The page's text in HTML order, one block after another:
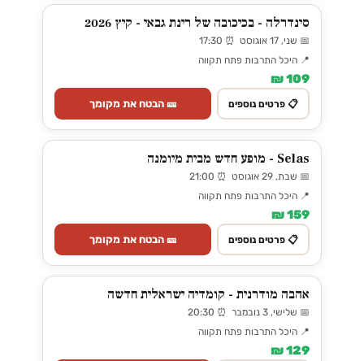
סינדרלה - בכיכובה של רינת גבאי - קיץ 2026
📅 שני, 17 אוגוסט ⏰ 17:30
📍 היכל התרבות פתח תקווה
109 ₪
📋 פרטים נוספים 🎫 הבטח את מקומך
Selas - מופע חדש מבית מיומנה
📅 שבת, 29 אוגוסט ⏰ 21:00
📍 היכל התרבות פתח תקווה
159 ₪
📋 פרטים נוספים 🎫 הבטח את מקומך
אהבה מודרנית - קומדיה ישראלית חדשה
📅 שלישי, 3 נובמבר ⏰ 20:30
📍 היכל התרבות פתח תקווה
129 ₪